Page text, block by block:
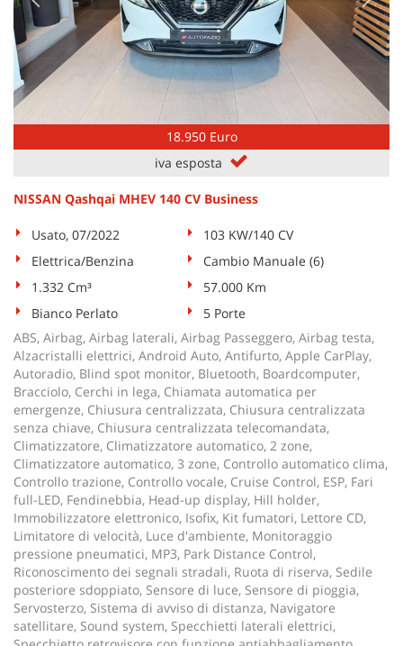
18.950 Euro
iva esposta
NISSAN Qashqai MHEV 140 CV Business
Usato, 07/2022
103 KW/140 CV
Elettrica/Benzina
Cambio Manuale (6)
1.332 Cm³
57.000 Km
Bianco Perlato
5 Porte
ABS, Airbag, Airbag laterali, Airbag Passeggero, Airbag testa,
Alzacristalli elettrici, Android Auto, Antifurto, Apple CarPlay,
Autoradio, Blind spot monitor, Bluetooth, Boardcomputer,
Bracciolo, Cerchi in lega, Chiamata automatica per
emergenze, Chiusura centralizzata, Chiusura centralizzata
senza chiave, Chiusura centralizzata telecomandata,
Climatizzatore, Climatizzatore automatico, 2 zone,
Climatizzatore automatico, 3 zone, Controllo automatico clima,
Controllo trazione, Controllo vocale, Cruise Control, ESP, Fari
full-LED, Fendinebbia, Head-up display, Hill holder,
Immobilizzatore elettronico, Isofix, Kit fumatori, Lettore CD,
Limitatore di velocità, Luce d'ambiente, Monitoraggio
pressione pneumatici, MP3, Park Distance Control,
Riconoscimento dei segnali stradali, Ruota di riserva, Sedile
posteriore sdoppiato, Sensore di luce, Sensore di pioggia,
Servosterzo, Sistema di avviso di distanza, Navigatore
satellitare, Sound system, Specchietti laterali elettrici,